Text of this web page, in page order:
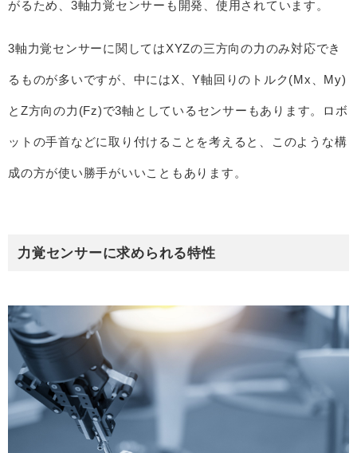
がるため、3軸力覚センサーも開発、使用されています。
3軸力覚センサーに関してはXYZの三方向の力のみ対応でき
るものが多いですが、中にはX、Y軸回りのトルク(Mx、My)
とZ方向の力(Fz)で3軸としているセンサーもあります。ロボ
ットの手首などに取り付けることを考えると、このような構
成の方が使い勝手がいいこともあります。
力覚センサーに求められる特性